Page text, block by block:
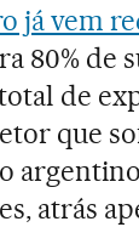
já vem
80% de
de
que
atrás